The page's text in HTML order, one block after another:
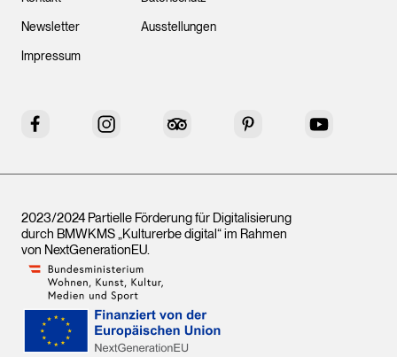
Newsletter
Impressum
Ausstellungen
Facebook Instagram Tripadvisor Pinterest YouTube
2023/2024 Partielle Förderung für Digitalisierung
durch BMWKMS „Kulturerbe digital“ im Rahmen
von NextGenerationEU.